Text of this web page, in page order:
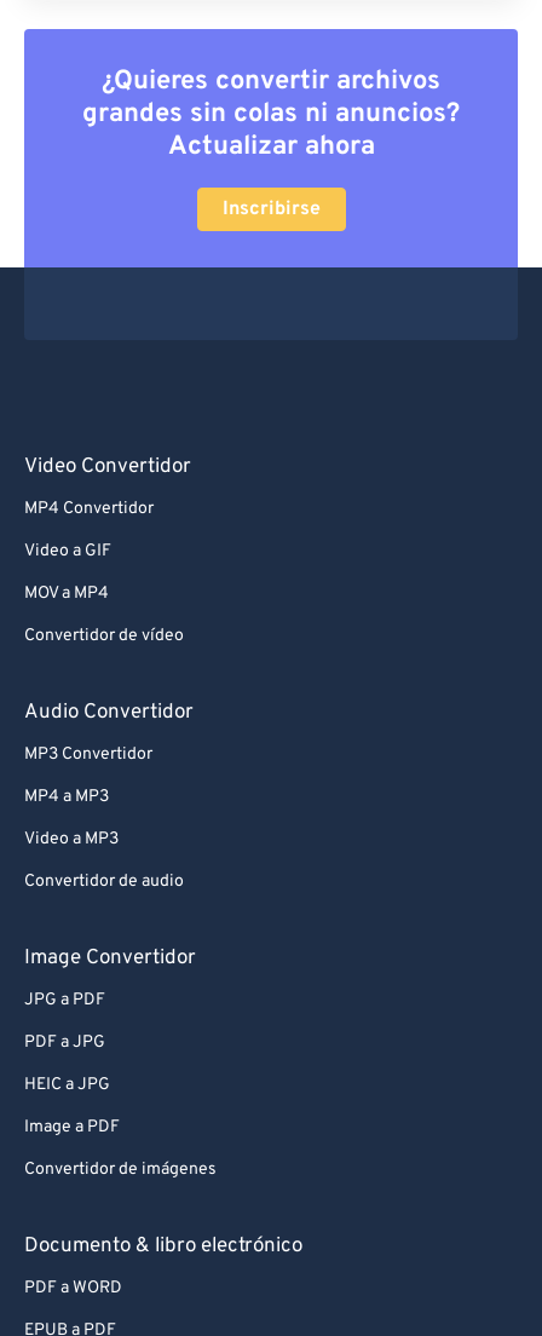
¿Quieres convertir archivos
grandes sin colas ni anuncios?
Actualizar ahora
Inscribirse
Video Convertidor
MP4 Convertidor
Video a GIF
MOV a MP4
Convertidor de vídeo
Audio Convertidor
MP3 Convertidor
MP4 a MP3
Video a MP3
Convertidor de audio
Image Convertidor
JPG a PDF
PDF a JPG
HEIC a JPG
Image a PDF
Convertidor de imágenes
Documento & libro electrónico
PDF a WORD
EPUB a PDF